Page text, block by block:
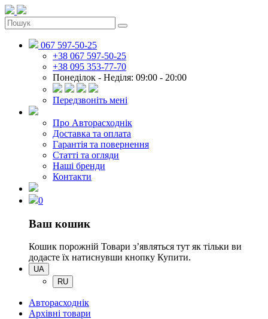
067 597-50-25
+38 067 597-50-25
+38 095 353-77-70
Понеділок - Неділя: 09:00 - 20:00
Передзвоніть мені
Про Авторасходнік
Доставка та оплата
Гарантія та повернення
Статті та огляди
Наші бренди
Контакти
0
Ваш кошик
Кошик порожній Товари зʼявляться тут як тільки ви
додасте їх натиснувши кнопку Купити.
UA
RU
Авторасходнік
Архівні товари